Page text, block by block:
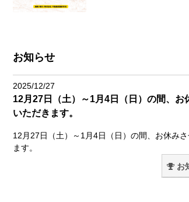
お知らせ
2025/12/27
12月27日（土）～1月4日（日）の間、お
いただきます。
12月27日（土）～1月4日（日）の間、お休みさ
ます。
お